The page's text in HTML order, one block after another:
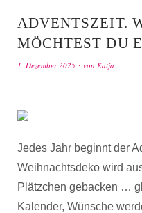
ADVENTSZEIT.
MÖCHTEST DU
1. Dezember 2025 von Katja
Jedes Jahr beginnt der
Weihnachtsdeko wird
Plätzchen gebacken …
Kalender, Wünsche